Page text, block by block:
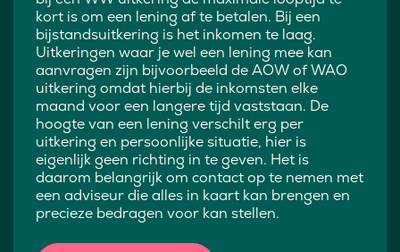
kort is om een lening af te betalen. Bij een
bijstandsuitkering is het inkomen te laag.
Uitkeringen waar je wel een lening mee kan
aanvragen zijn bijvoorbeeld de AOW of WAO
uitkering omdat hierbij de inkomsten elke
maand voor een langere tijd vaststaan. De
hoogte van een lening verschilt erg per
uitkering en persoonlijke situatie, hier is
eigenlijk geen richting in te geven. Het is
daarom belangrijk om contact op te nemen met
een adviseur die alles in kaart kan brengen en
precieze bedragen voor kan stellen.